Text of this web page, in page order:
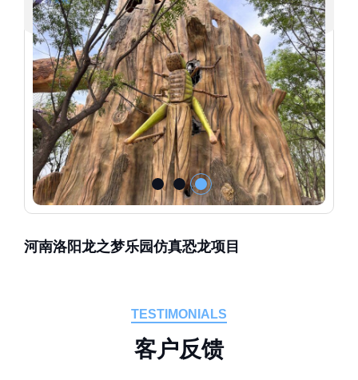
河南洛阳龙之梦乐园仿真恐龙项目
TESTIMONIALS
客户反馈